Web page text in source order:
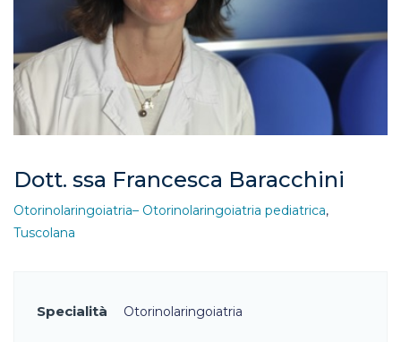
Dott. ssa Francesca Baracchini
Otorinolaringoiatria– Otorinolaringoiatria pediatrica,
Tuscolana
Specialità Otorinolaringoiatria